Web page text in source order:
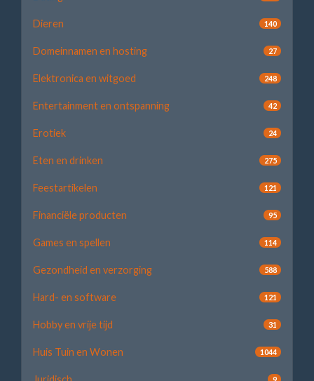
Dieren 140
Domeinnamen en hosting 27
Elektronica en witgoed 248
Entertainment en ontspanning 42
Erotiek 24
Eten en drinken 275
Feestartikelen 121
Financiële producten 95
Games en spellen 114
Gezondheid en verzorging 588
Hard- en software 121
Hobby en vrije tijd 31
Huis Tuin en Wonen 1044
9